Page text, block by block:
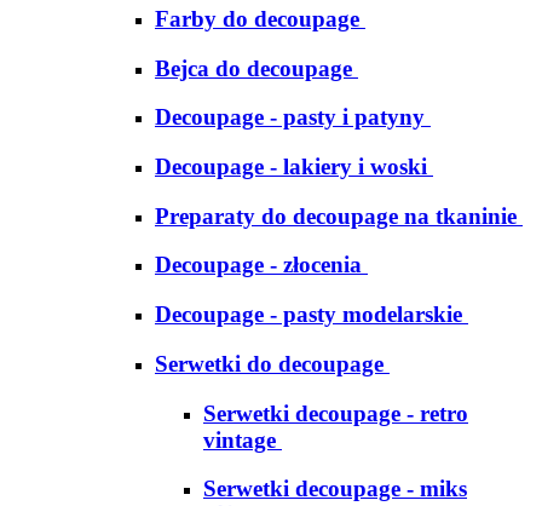
Farby do decoupage
Bejca do decoupage
Decoupage - pasty i patyny
Decoupage - lakiery i woski
Preparaty do decoupage na tkaninie
Decoupage - złocenia
Decoupage - pasty modelarskie
Serwetki do decoupage
Serwetki decoupage - retro
vintage
Serwetki decoupage - miks